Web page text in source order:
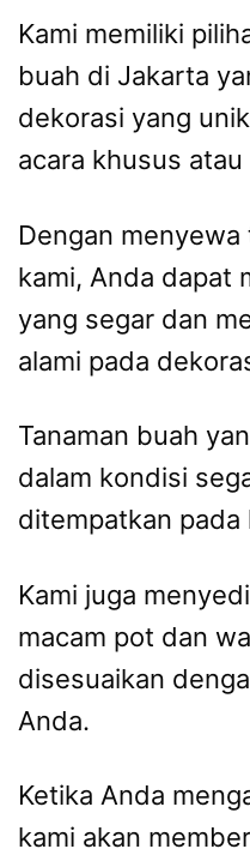
Kami memiliki
buah di Jakarta
dekorasi yang
acara khusus
Dengan
kami, Anda dapat
yang segar dan
alami pada
Tanaman buah
dalam kondisi
ditempatkan pada
Kami juga
macam pot dan
disesuaikan
Anda.
Ketika Anda
kami akan